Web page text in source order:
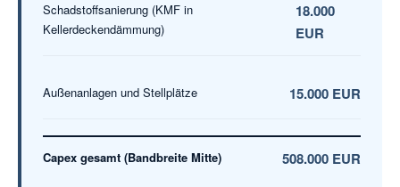
Schadstoffsanierung (KMF in
Kellerdeckendämmung)
18.000
EUR
Außenanlagen und Stellplätze 15.000 EUR
Capex gesamt (Bandbreite Mitte) 508.000 EUR